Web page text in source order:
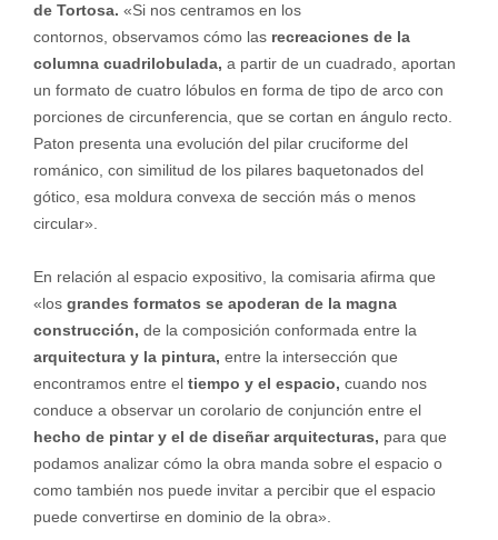
de Tortosa. «Si nos centramos en los
contornos, observamos cómo las recreaciones de la
columna cuadrilobulada, a partir de un cuadrado, aportan
un formato de cuatro lóbulos en forma de tipo de arco con
porciones de circunferencia, que se cortan en ángulo recto.
Paton presenta una evolución del pilar cruciforme del
románico, con similitud de los pilares baquetonados del
gótico, esa moldura convexa de sección más o menos
circular».
En relación al espacio expositivo, la comisaria afirma que
«los grandes formatos se apoderan de la magna
construcción, de la composición conformada entre la
arquitectura y la pintura, entre la intersección que
encontramos entre el tiempo y el espacio, cuando nos
conduce a observar un corolario de conjunción entre el
hecho de pintar y el de diseñar arquitecturas, para que
podamos analizar cómo la obra manda sobre el espacio o
como también nos puede invitar a percibir que el espacio
puede convertirse en dominio de la obra».